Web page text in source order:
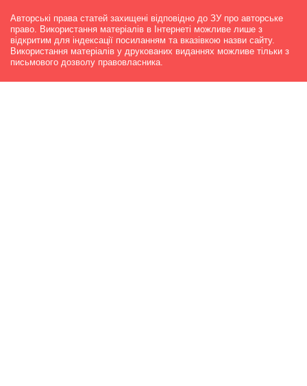
Авторські права статей захищені відповідно до ЗУ про авторське
право. Використання матеріалів в Інтернеті можливе лише з
відкритим для індексації посиланням та вказівкою назви сайту.
Використання матеріалів у друкованих виданнях можливе тільки з
письмового дозволу правовласника.